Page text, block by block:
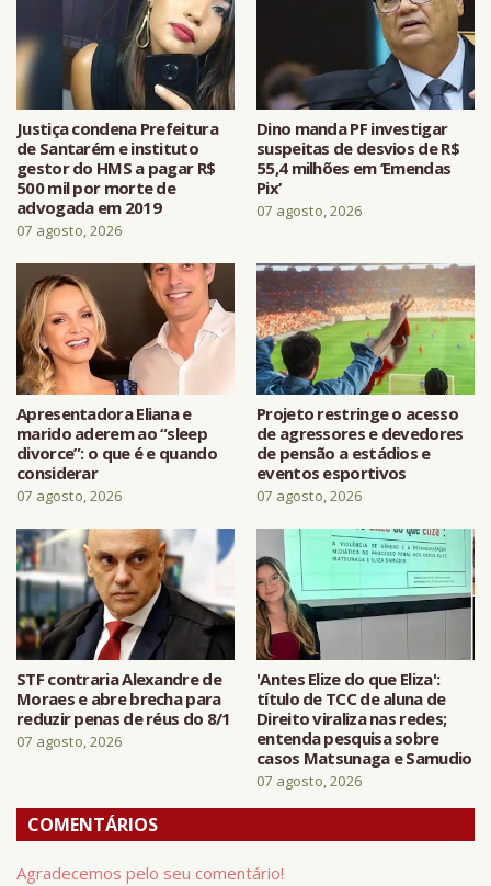
Justiça condena Prefeitura
de Santarém e instituto
gestor do HMS a pagar R$
500 mil por morte de
advogada em 2019
07 agosto, 2026
Dino manda PF investigar
suspeitas de desvios de R$
55,4 milhões em ‘Emendas
Pix’
07 agosto, 2026
Apresentadora Eliana e
marido aderem ao “sleep
divorce”: o que é e quando
considerar
07 agosto, 2026
Projeto restringe o acesso
de agressores e devedores
de pensão a estádios e
eventos esportivos
07 agosto, 2026
STF contraria Alexandre de
Moraes e abre brecha para
reduzir penas de réus do 8/1
07 agosto, 2026
'Antes Elize do que Eliza':
título de TCC de aluna de
Direito viraliza nas redes;
entenda pesquisa sobre
casos Matsunaga e Samudio
07 agosto, 2026
COMENTÁRIOS
Agradecemos pelo seu comentário!